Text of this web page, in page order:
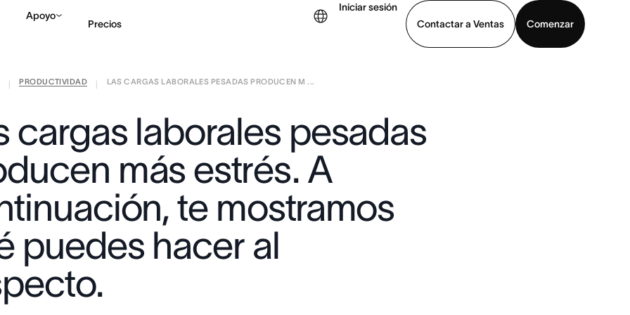
Apoyo
Precios
Iniciar sesión
Contactar a Ventas
Comenzar
Contactar a Ventas Ver demo
PRODUCTIVIDAD LAS CARGAS LABORALES PESADAS PRODUCEN M ...
cargas laborales pesadas
más estrés. A
te mostramos
puedes hacer al